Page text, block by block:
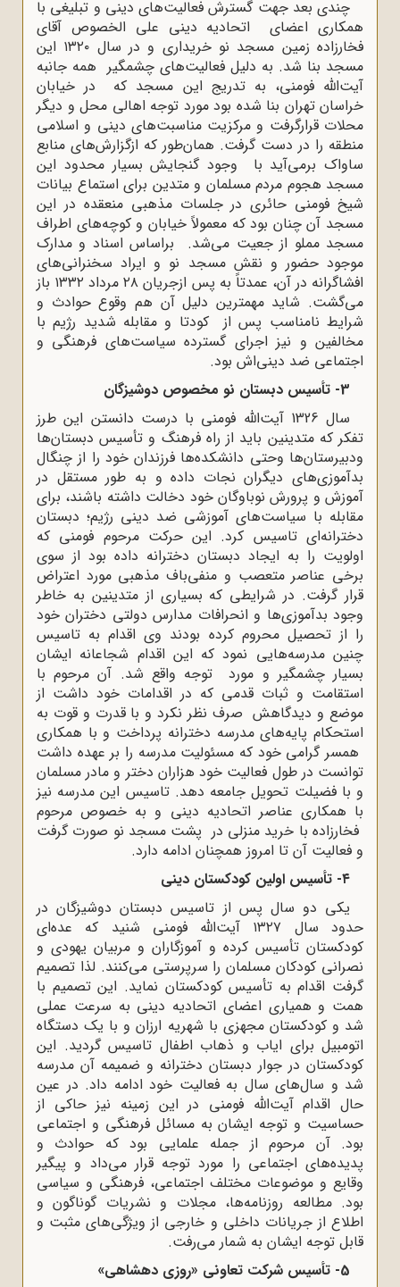
چندی بعد جهت گسترش فعالیت‌های دینی و تبلیغی با
همکاری اعضای اتحادیه دینی علی الخصوص آقای
فخارزاده زمین مسجد نو خریداری و در سال ۱۳۲۰ این
مسجد بنا شد. به دلیل فعالیت‌های چشمگیر همه جانبه
آیت‌الله فومنی، به تدریج این مسجد که در خیابان
خراسان تهران بنا شده بود مورد توجه اهالی محل و دیگر
محلات قرارگرفت و مرکزیت مناسبت‌های دینی و اسلامی
منطقه را در دست گرفت. همان‌طور که ازگزارش‌های منابع
ساواک برمی‌آید با وجود گنجایش بسیار محدود این
مسجد هجوم مردم مسلمان و متدین برای استماع بیانات
شیخ فومنی حائری در جلسات مذهبی منعقده در این
مسجد آن چنان بود که معمولاً خیابان و کوچه‌های اطراف
مسجد مملو از جعیت می‌شد. براساس اسناد و مدارک
موجود حضور و نقش مسجد نو و ایراد سخنرانی‌های
افشاگرانه در آن، عمدتاً به پس ازجریان ۲۸ مرداد ۱۳۳۲ باز
می‌گشت. شاید مهمترین دلیل آن هم وقوع حوادث و
شرایط نامناسب پس از کودتا و مقابله شدید رژیم با
مخالفین و نیز اجرای گسترده سیاست‌های فرهنگی و
اجتماعی ضد دینی‌اش بود.
3- تأسیس دبستان نو مخصوص دوشیزگان
سال 1326 آیت‌الله فومنی با درست دانستن این طرز
تفکر که متدینین باید از راه فرهنگ و تأسیس دبستان‌ها
ودبیرستان‌ها وحتی دانشکده‌ها فرزندان خود را از چنگال
بدآموزی‌های دیگران نجات داده و به طور مستقل در
آموزش و پرورش نوباوگان خود دخالت داشته باشند، برای
مقابله با سیاست‌های آموزشی ضد دینی رژیم؛ دبستان
دخترانه‌ای تاسیس کرد. این حرکت مرحوم فومنی که
اولویت را به ایجاد دبستان دخترانه داده بود از سوی
برخی عناصر متعصب و منفی‌باف مذهبی مورد اعتراض
قرار گرفت. در شرایطی که بسیاری از متدینین به خاطر
وجود بدآموزی‌ها و انحرافات مدارس دولتی دختران خود
را از تحصیل محروم کرده بودند وی اقدام به تاسیس
چنین مدرسه‌هایی نمود که این اقدام شجاعانه ایشان
بسیار چشمگیر و مورد توجه واقع شد. آن مرحوم با
استقامت و ثبات قدمی که در اقدامات خود داشت از
موضع و دیدگاهش صرف نظر نکرد و با قدرت و قوت به
استحکام پایه‌های مدرسه دخترانه پرداخت و با همکاری
همسر گرامی خود که مسئولیت مدرسه را بر عهده داشت
توانست در طول فعالیت خود هزاران دختر و مادر مسلمان
و با فضیلت تحویل جامعه دهد. تاسیس این مدرسه نیز
با همکاری عناصر اتحادیه دینی و به خصوص مرحوم
فخارزاده با خرید منزلی در پشت مسجد نو صورت گرفت
و فعالیت آن تا امروز همچنان ادامه دارد.
۴- تأسیس اولین کودکستان دینی
یکی دو سال پس از تاسیس دبستان دوشیزگان در
حدود سال ۱۳۲۷ آیت‌الله فومنی شنید که عده‌ای
کودکستان تأسیس کرده و آموزگاران و مربیان یهودی و
نصرانی کودکان مسلمان را سرپرستی می‌کنند. لذا تصمیم
گرفت اقدام به تأسیس کودکستان نماید. این تصمیم با
همت و همیاری اعضای اتحادیه دینی به سرعت عملی
شد و کودکستان مجهزی با شهریه ارزان و با یک دستگاه
اتومبیل برای ایاب و ذهاب اطفال تاسیس گردید. این
کودکستان در جوار دبستان دخترانه و ضمیمه آن مدرسه
شد و سال‌های سال به فعالیت خود ادامه داد. در عین
حال اقدام آیت‌الله فومنی در این زمینه نیز حاکی از
حساسیت و توجه ایشان به مسائل فرهنگی و اجتماعی
بود. آن مرحوم از جمله علمایی بود که حوادث و
پدیده‌های اجتماعی را مورد توجه قرار می‌داد و پیگیر
وقایع و موضوعات مختلف اجتماعی، فرهنگی و سیاسی
بود. مطالعه روزنامه‌ها، مجلات و نشریات گوناگون و
اطلاع از جریانات داخلی و خارجی از ویژگی‌های مثبت و
قابل توجه ایشان به شمار می‌رفت.
5- تأسیس شرکت تعاونی «روزی دهشاهی»